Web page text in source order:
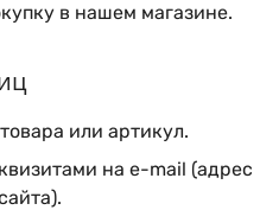
в нашем магазине.
или артикул.
на e-mail (адрес